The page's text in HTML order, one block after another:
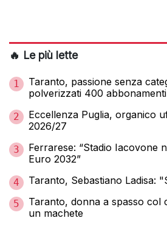
🔥 Le più lette
1
Taranto, passione senza
polverizzati 400 abbonamenti
2
Eccellenza Puglia, organico
2026/27
3
Ferrarese: “Stadio Iacovone
Euro 2032”
4 Taranto, Sebastiano Ladisa:
5
Taranto, donna a spasso col
un machete